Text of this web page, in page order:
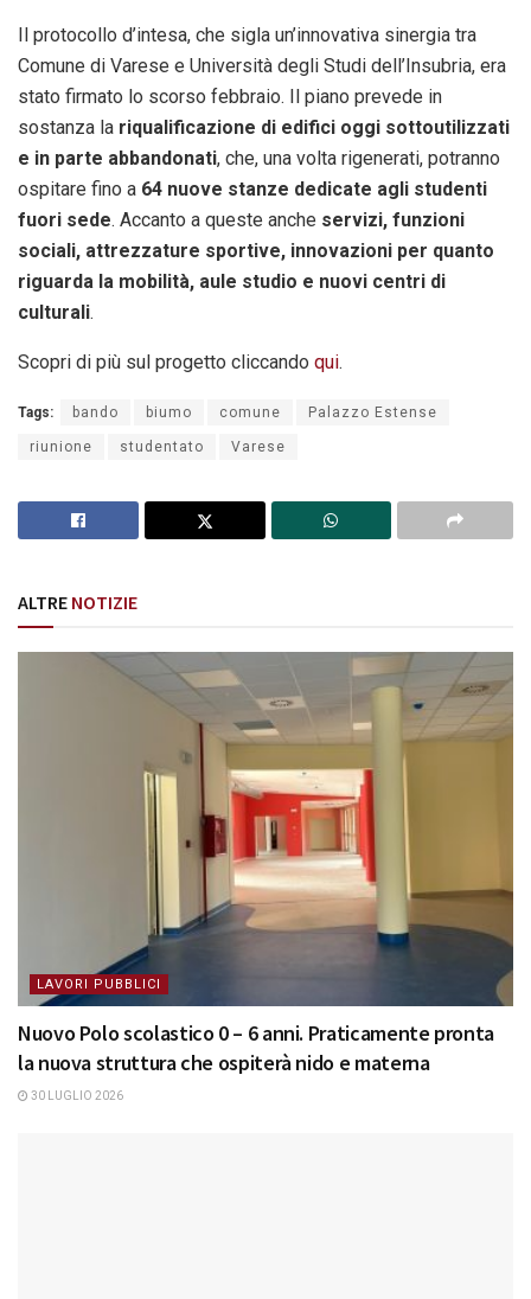
Il protocollo d’intesa, che sigla un’innovativa sinergia tra
Comune di Varese e Università degli Studi dell’Insubria, era
stato firmato lo scorso febbraio. Il piano prevede in
sostanza la riqualificazione di edifici oggi sottoutilizzati
e in parte abbandonati, che, una volta rigenerati, potranno
ospitare fino a 64 nuove stanze dedicate agli studenti
fuori sede. Accanto a queste anche servizi, funzioni
sociali, attrezzature sportive, innovazioni per quanto
riguarda la mobilità, aule studio e nuovi centri di
culturali.
Scopri di più sul progetto cliccando qui.
Tags: bando biumo comune Palazzo Estense
riunione studentato Varese
ALTRE NOTIZIE
LAVORI PUBBLICI
Nuovo Polo scolastico 0 – 6 anni. Praticamente pronta
la nuova struttura che ospiterà nido e materna
30 LUGLIO 2026